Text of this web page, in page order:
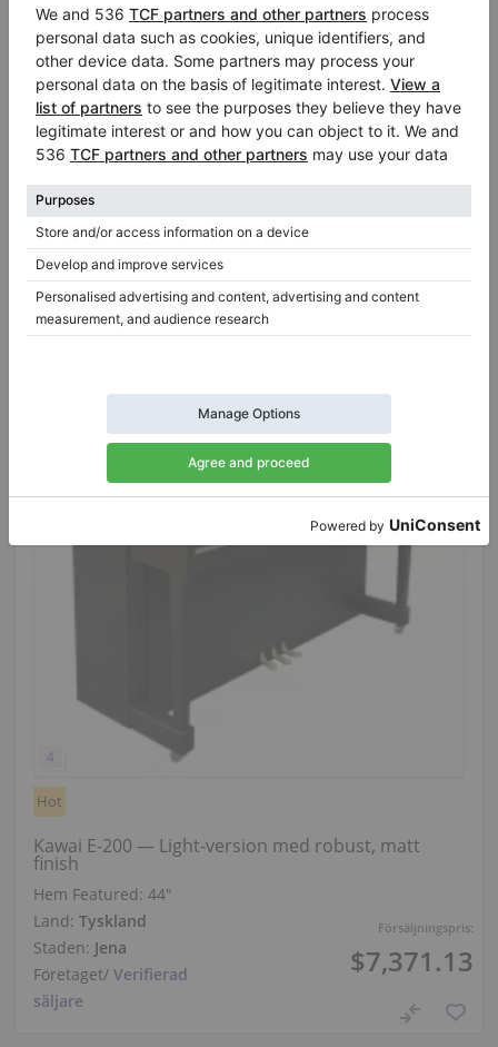
$5,294.76
Hot
Kawai E-200 — Millennium III-mekanik, matt
träfinish
Hem Featured:44″
Land:Tyskland
Staden:Jena
Företaget/Verifierad
säljare
Försäljningspris:
$7,371.13
Hot
Kawai E-200 — Light‑version med robust, matt
finish
Hem Featured: 44″
Land: Tyskland
Staden: Jena
Företaget/ Verifierad
säljare